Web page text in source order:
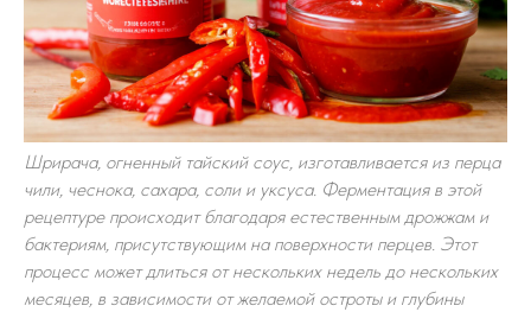
Шрирача, огненный тайский соус, изготавливается из перца
чили, чеснока, сахара, соли и уксуса. Ферментация в этой
рецептуре происходит благодаря естественным дрожжам и
бактериям, присутствующим на поверхности перцев. Этот
процесс может длиться от нескольких недель до нескольких
месяцев, в зависимости от желаемой остроты и глубины